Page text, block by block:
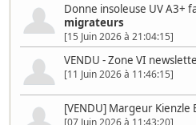
Donne insoleuse UV A3+
migrateurs
[15 Juin 2026 à 21:04:15]
VENDU - Zone VI
[11 Juin 2026 à 11:46:15]
[VENDU] Margeur Kienzle
[07 Juin 2026 à 11:43:20]